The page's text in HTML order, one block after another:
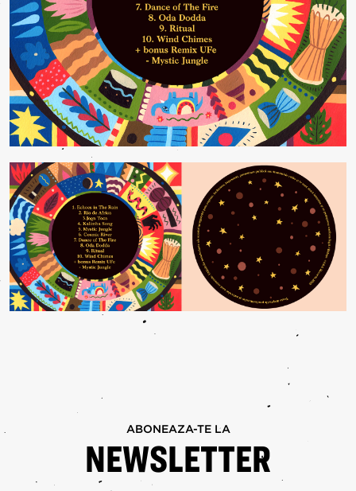
ABONEAZA-TE LA
NEWSLETTER